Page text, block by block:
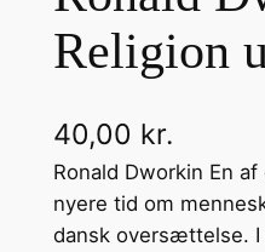
Religion
40,00 kr.
Ronald Dworkin En
nyere tid om
dansk oversættelse.